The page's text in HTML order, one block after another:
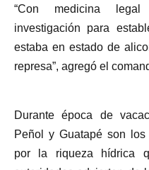
“Con medicina
investigación para
estaba en estado de
represa”, agregó el
Durante época de
Peñol y Guatapé son
por la riqueza hídrica